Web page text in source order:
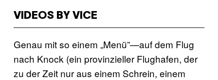
VIDEOS BY VICE
Genau mit so einem „Menü”—auf dem Flug
nach Knock (ein provinzieller Flughafen, der
zu der Zeit nur aus einem Schrein, einem